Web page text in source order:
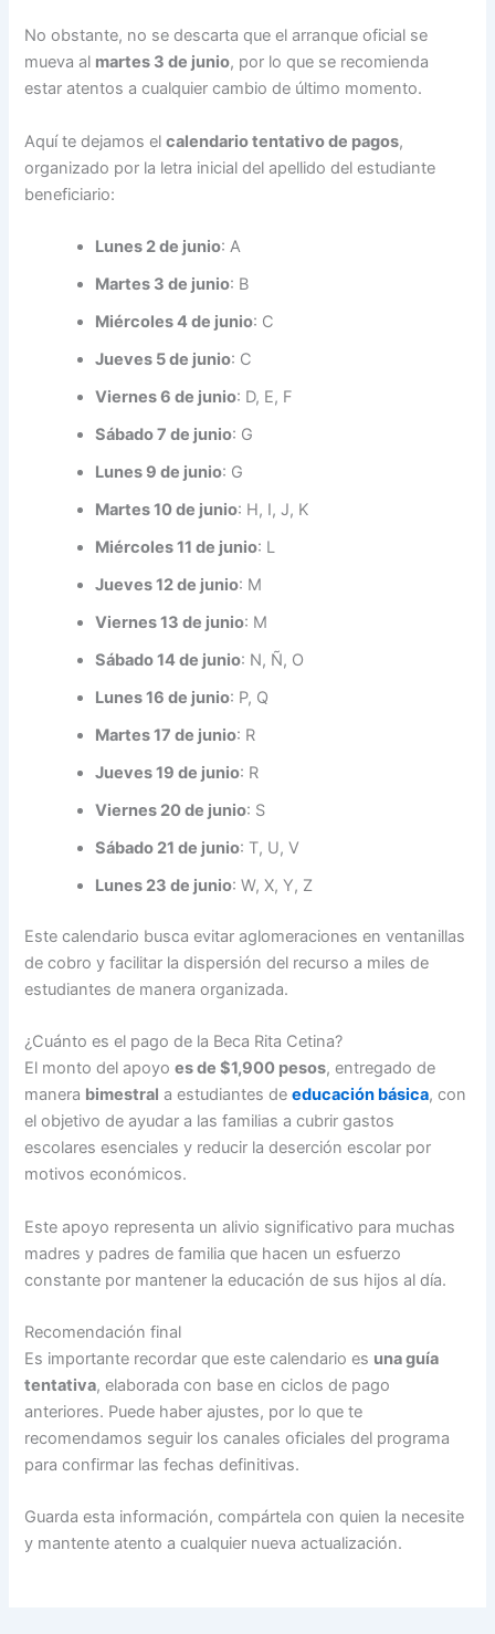
No obstante, no se descarta que el arranque oficial se
mueva al martes 3 de junio, por lo que se recomienda
estar atentos a cualquier cambio de último momento.
Aquí te dejamos elcalendario tentativo de pagos,
organizado por la letra inicial del apellido del estudiante
beneficiario:
Lunes 2 de junio: A
Martes 3 de junio: B
Miércoles 4 de junio: C
Jueves 5 de junio: C
Viernes 6 de junio: D, E, F
Sábado 7 de junio: G
Lunes 9 de junio: G
Martes 10 de junio: H, I, J, K
Miércoles 11 de junio: L
Jueves 12 de junio: M
Viernes 13 de junio: M
Sábado 14 de junio: N, Ñ, O
Lunes 16 de junio: P, Q
Martes 17 de junio: R
Jueves 19 de junio: R
Viernes 20 de junio: S
Sábado 21 de junio: T, U, V
Lunes 23 de junio: W, X, Y, Z
Este calendario busca evitar aglomeraciones en ventanillas
de cobro y facilitar la dispersión del recurso a miles de
estudiantes de manera organizada.
¿Cuánto es el pago de la Beca Rita Cetina?
El monto del apoyoes de $1,900 pesos, entregado de
manera bimestral a estudiantes deeducación básica, con
el objetivo de ayudar a las familias a cubrir gastos
escolares esenciales y reducir la deserción escolar por
motivos económicos.
Este apoyo representa un alivio significativo para muchas
madres y padres de familia que hacen un esfuerzo
constante por mantener la educación de sus hijos al día.
Recomendación final
Es importante recordar que este calendario es una guía
tentativa, elaborada con base en ciclos de pago
anteriores. Puede haber ajustes, por lo que te
recomendamos seguir los canales oficiales del programa
para confirmar las fechas definitivas.
Guarda esta información, compártela con quien la necesite
y mantente atento a cualquier nueva actualización.